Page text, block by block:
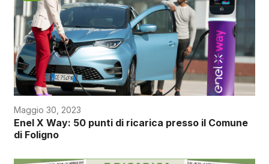
Maggio 30, 2023
Enel X Way: 50 punti di ricarica presso il Comune
di Foligno